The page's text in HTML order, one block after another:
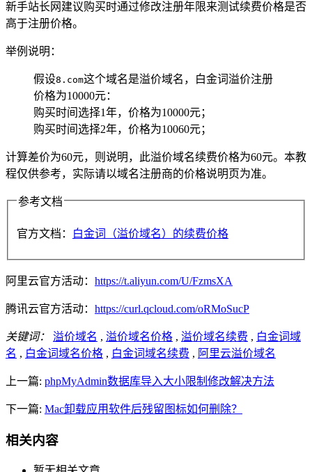
新手站长网建议购买时通过修改注册年限来测试续费价格是否
高于注册价格。
举例说明：
假设8.com这个域名是溢价域名，白金词溢价注册
价格为10000元：
购买时间选择1年，价格为10000元；
购买时间选择2年，价格为10060元；
计算差价为60元，则说明，此溢价域名续费价格为60元。本教
程仅供参考，实际请以域名注册商的价格说明页为准。
参考文档
官方文档： 白金词（溢价域名）的续费价格
阿里云官方活动： https://t.aliyun.com/U/FzmsXA
腾讯云官方活动： https://curl.qcloud.com/oRMoSucP
关键词： 溢价域名 , 溢价域名价格 , 溢价域名续费 , 白金词域
名 , 白金词域名价格 , 白金词域名续费 , 阿里云溢价域名
上一篇: phpMyAdmin数据库导入大小限制修改解决方法
下一篇: Mac卸载应用软件后残留图标如何删除？
相关内容